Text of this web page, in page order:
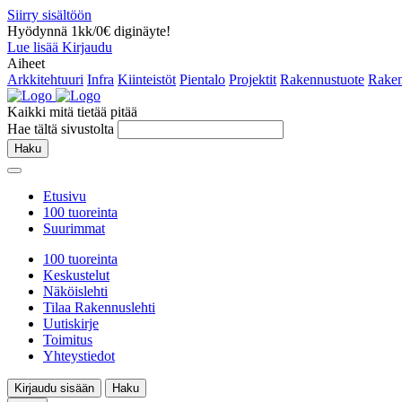
Siirry sisältöön
Hyödynnä 1kk/0€ diginäyte!
Lue lisää Kirjaudu
Aiheet
Arkkitehtuuri Infra Kiinteistöt Pientalo Projektit Rakennustuote
Kaikki mitä tietää pitää
Hae tältä sivustolta
Haku
Etusivu
100 tuoreinta
Suurimmat
100 tuoreinta
Keskustelut
Näköislehti
Tilaa Rakennuslehti
Uutiskirje
Toimitus
Yhteystiedot
Kirjaudu sisään
Haku